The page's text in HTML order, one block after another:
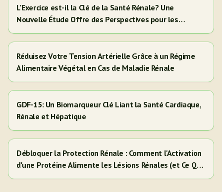
L'Exercice est-il la Clé de la Santé Rénale? Une
Nouvelle Étude Offre des Perspectives pour les
Adultes Hispaniques/Latinos
Réduisez Votre Tension Artérielle Grâce à un Régime
Alimentaire Végétal en Cas de Maladie Rénale
GDF-15: Un Biomarqueur Clé Liant la Santé Cardiaque,
Rénale et Hépatique
Débloquer la Protection Rénale : Comment l'Activation
d'une Protéine Alimente les Lésions Rénales (et Ce Que
Cela Signifie Pour Vous)